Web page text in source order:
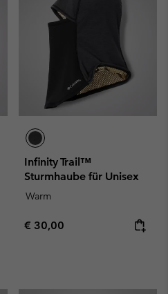
Infinity Trail™
Sturmhaube für Unisex
Warm
Regular price:
€ 30,00